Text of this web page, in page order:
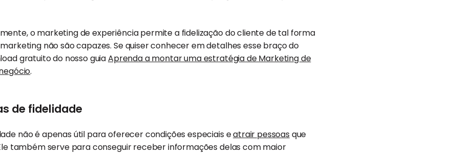
o marketing de experiência permite a fidelização do cliente de tal forma
não são capazes. Se quiser conhecer em detalhes esse braço do
gratuito do nosso guiaAprenda a montar uma estratégia de Marketing de
.
de fidelidade
não é apenas útil para oferecer condições especiais eatrair pessoas que
também serve para conseguir receber informações delas com maior